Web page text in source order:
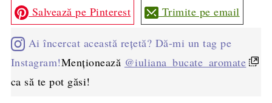
Salvează pe Pinterest Trimite pe email
Ai încercat această rețetă? Dă-mi un tag pe
Instagram!Menționează @iuliana_bucate_aromate
ca să te pot găsi!